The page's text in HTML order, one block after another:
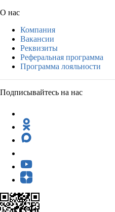
О нас
Компания
Вакансии
Реквизиты
Реферальная программа
Программа лояльности
Подписывайтесь на нас